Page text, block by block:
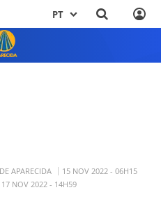
PT
APARECIDA
15 NOV 2022 - 06H15
NOV 2022 - 14H59